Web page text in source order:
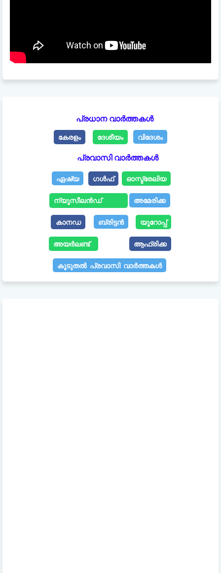
പ്രധാന വാർത്തകൾ
കേരളം ദേശീയം വിദേശം
പ്രവാസി വാർത്തകൾ
ഏഷ്യ ഗൾഫ് ഓസ്ട്രേലിയ
ന്യൂസീലൻഡ് അമേരിക്ക
കാനഡ ബ്രിട്ടൻ യൂറോപ്പ്
അയർലണ്ട് ആഫ്രിക്ക
കൂടുതൽ പ്രവാസി വാർത്തകൾ